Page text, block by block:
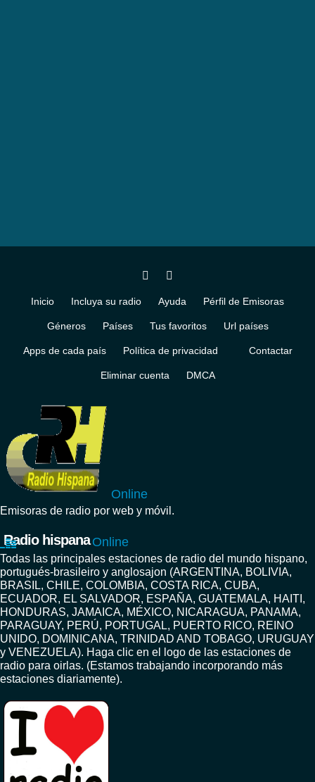
Inicio Incluya su radio Ayuda Pérfil de Emisoras
Géneros Países Tus favoritos Url países
Apps de cada país Política de privacidad Contactar
Eliminar cuenta DMCA
Online
Emisoras de radio por web y móvil.
Radio hispana Online
Todas las principales estaciones de radio del mundo hispano,
portugués-brasileiro y anglosajon (ARGENTINA, BOLIVIA,
BRASIL, CHILE, COLOMBIA, COSTA RICA, CUBA,
ECUADOR, EL SALVADOR, ESPAÑA, GUATEMALA, HAITI,
HONDURAS, JAMAICA, MÉXICO, NICARAGUA, PANAMA,
PARAGUAY, PERÚ, PORTUGAL, PUERTO RICO, REINO
UNIDO, DOMINICANA, TRINIDAD AND TOBAGO, URUGUAY
y VENEZUELA). Haga clic en el logo de las estaciones de
radio para oirlas. (Estamos trabajando incorporando más
estaciones diariamente).